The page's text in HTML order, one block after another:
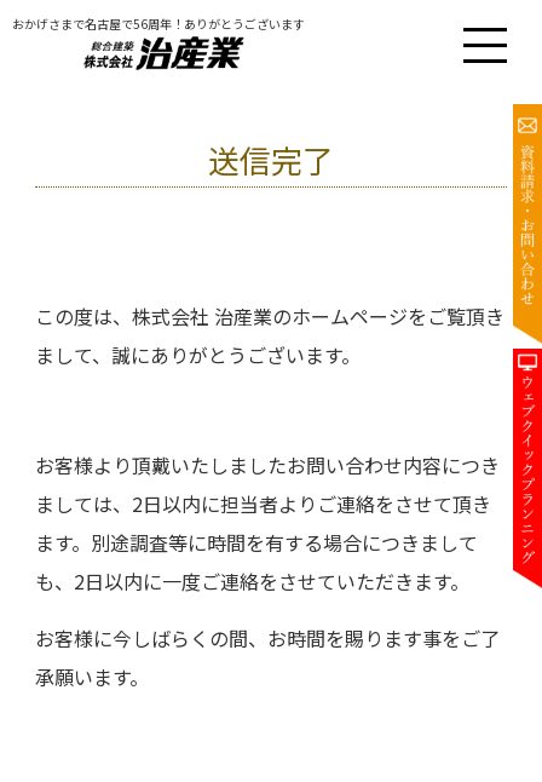
おかげさまで名古屋で56周年！ありがとうございます
送信完了
この度は、株式会社 治産業のホームページをご覧頂き
まして、誠にありがとうございます。
お客様より頂戴いたしましたお問い合わせ内容につき
ましては、2日以内に担当者よりご連絡をさせて頂き
ます。別途調査等に時間を有する場合につきまして
も、2日以内に一度ご連絡をさせていただきます。
お客様に今しばらくの間、お時間を賜ります事をご了
承願います。